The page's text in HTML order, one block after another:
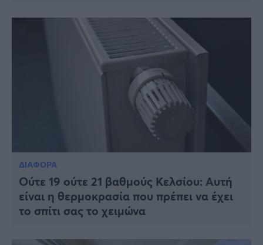
ΔΙΑΦΟΡΑ
Ούτε 19 ούτε 21 βαθμούς Κελσίου: Αυτή
είναι η θερμοκρασία που πρέπει να έχει
το σπίτι σας το χειμώνα